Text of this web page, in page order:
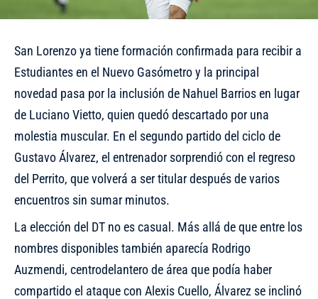
San Lorenzo ya tiene formación confirmada para recibir a
Estudiantes en el Nuevo Gasómetro y la principal
novedad pasa por la inclusión de Nahuel Barrios en lugar
de Luciano Vietto, quien quedó descartado por una
molestia muscular. En el segundo partido del ciclo de
Gustavo Álvarez, el entrenador sorprendió con el regreso
del Perrito, que volverá a ser titular después de varios
encuentros sin sumar minutos.
La elección del DT no es casual. Más allá de que entre los
nombres disponibles también aparecía Rodrigo
Auzmendi, centrodelantero de área que podía haber
compartido el ataque con Alexis Cuello, Álvarez se inclinó